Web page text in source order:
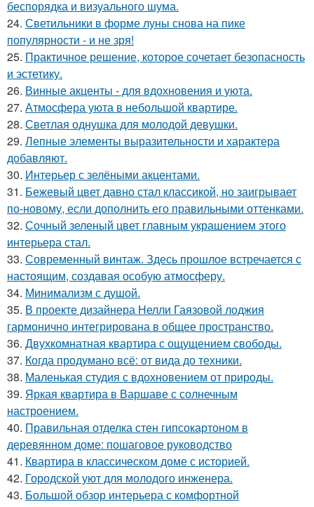
беспорядка и визуального шума.
24. Светильники в форме луны снова на пике
популярности - и не зря!
25. Практичное решение, которое сочетает безопасность
и эстетику.
26. Винные акценты - для вдохновения и уюта.
27. Атмосфера уюта в небольшой квартире.
28. Светлая однушка для молодой девушки.
29. Лепные элементы выразительности и характера
добавляют.
30. Интерьер с зелёными акцентами.
31. Бежевый цвет давно стал классикой, но заигрывает
по-новому, если дополнить его правильными оттенками.
32. Сочный зеленый цвет главным украшением этого
интерьера стал.
33. Современный винтаж. Здесь прошлое встречается с
настоящим, создавая особую атмосферу.
34. Минимализм с душой.
35. В проекте дизайнера Нелли Гаязовой лоджия
гармонично интегрирована в общее пространство.
36. Двухкомнатная квартира с ощущением свободы.
37. Когда продумано всё: от вида до техники.
38. Маленькая студия с вдохновением от природы.
39. Яркая квартира в Варшаве с солнечным
настроением.
40. Правильная отделка стен гипсокартоном в
деревянном доме: пошаговое руководство
41. Квартира в классическом доме с историей.
42. Городской уют для молодого инженера.
43. Большой обзор интерьера с комфортной